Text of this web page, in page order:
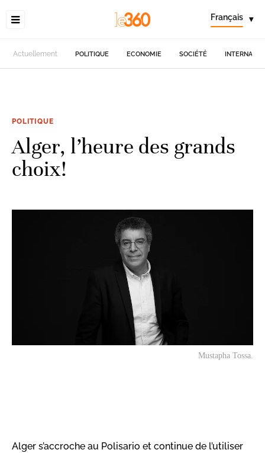
Français ▾
Actuellement POLITIQUE ECONOMIE SOCIÉTÉ
POLITIQUE
Alger, l’heure des grands
choix!
Mustapha Tossa.
Alger s’accroche au Polisario et continue de l’utiliser